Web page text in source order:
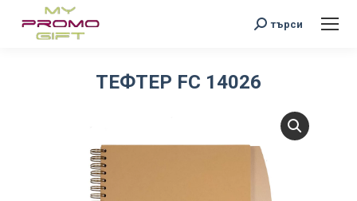
Search:
търси
ТЕФТЕР FC 14026